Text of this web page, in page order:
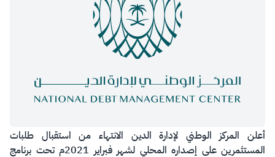
​​​أعلن المركز الوطني لإدارة الدين الانتهاء من استقبال طلبات
المستثمرين على إصداره المحلي لشهر فبراير 2021م تحت برنامج